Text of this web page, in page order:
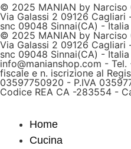
© 2025 MANIAN by Narciso
Via Galassi 2 09126
snc 09048 Sinnai(CA) - Italia
© 2025 MANIAN by Narciso
Via Galassi 2 09126
snc 09048 Sinnai(CA) -
info@manianshop.com -
fiscale e n. iscrizione al
03597750920 - P.IVA
Codice REA CA -283554 -
Home
Cucina